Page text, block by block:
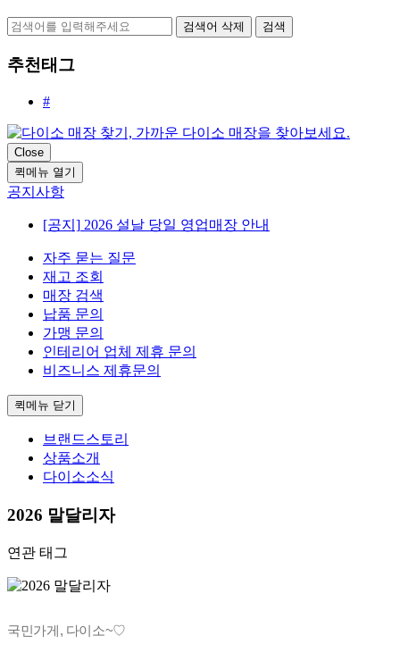
검색어 삭제 검색
추천태그
#
Close
퀵메뉴 열기
공지사항
[공지] 2026 설날 당일 영업매장 안내
자주 묻는 질문
재고 조회
매장 검색
납품 문의
가맹 문의
인테리어 업체 제휴 문의
비즈니스 제휴문의
퀵메뉴 닫기
브랜드스토리
상품소개
다이소소식
2026 말달리자
연관 태그
국민가게, 다이소~♡